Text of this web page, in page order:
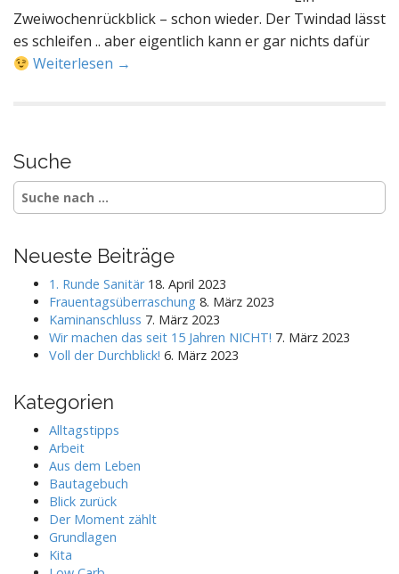
Zweiwochenrückblick – schon wieder. Der Twindad lässt
es schleifen .. aber eigentlich kann er gar nichts dafür
Weiterlesen →
Suche
S
e
c
Neueste Beiträge
1. Runde Sanitär 18. April 2023
Frauentagsüberraschung 8. März 2023
Kaminanschluss 7. März 2023
Wir machen das seit 15 Jahren NICHT! 7. März 2023
Voll der Durchblick! 6. März 2023
Kategorien
Alltagstipps
Arbeit
Aus dem Leben
Bautagebuch
Blick zurück
Der Moment zählt
Grundlagen
Kita